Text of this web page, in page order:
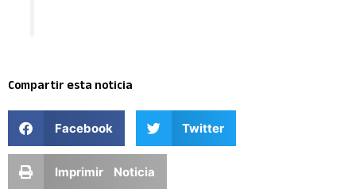
Compartir esta noticia
Facebook Twitter
Imprimir Noticia